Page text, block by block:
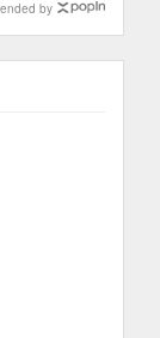
by